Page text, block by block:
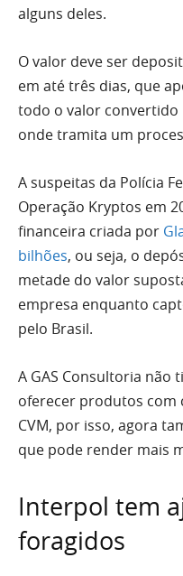
alguns deles.
O valor deve ser
em até três dias, que
todo o valor convertido
onde tramita um
A suspeitas da Polícia
Operação Kryptos em
financeira criada por
bilhões, ou seja, o
metade do valor
empresa enquanto
pelo Brasil.
A GAS Consultoria não
oferecer produtos com
CVM, por isso, agora
que pode render mais
Interpol tem
foragidos